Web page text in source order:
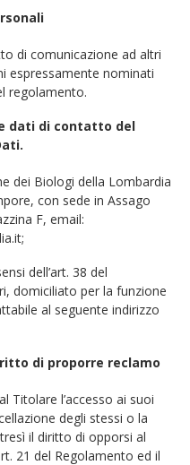
di comunicazione ad altri
espressamente nominati
regolamento.
dati di contatto del
dei Biologi della Lombardia
con sede in Assago
F, email:
dell’art. 38 del
domiciliato per la funzione
al seguente indirizzo
di proporre reclamo
Titolare l’accesso ai suoi
degli stessi o la
il diritto di opporsi al
21 del Regolamento ed il